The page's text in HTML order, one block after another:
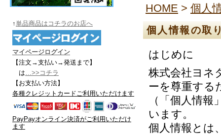
↑単品商品はコチラのお店へ
マイページログイン
【注文→支払い→発送まで】
は…>>コチラ
【お支払い方法】
各種クレジットカードご利用いただけます
PayPayオンライン決済がご利用いただけ
ます
HOME > 個人
個人情報の取
はじめに
株式会社ヨネ
ーを尊重する
（「個人情
います。
個人情報とは